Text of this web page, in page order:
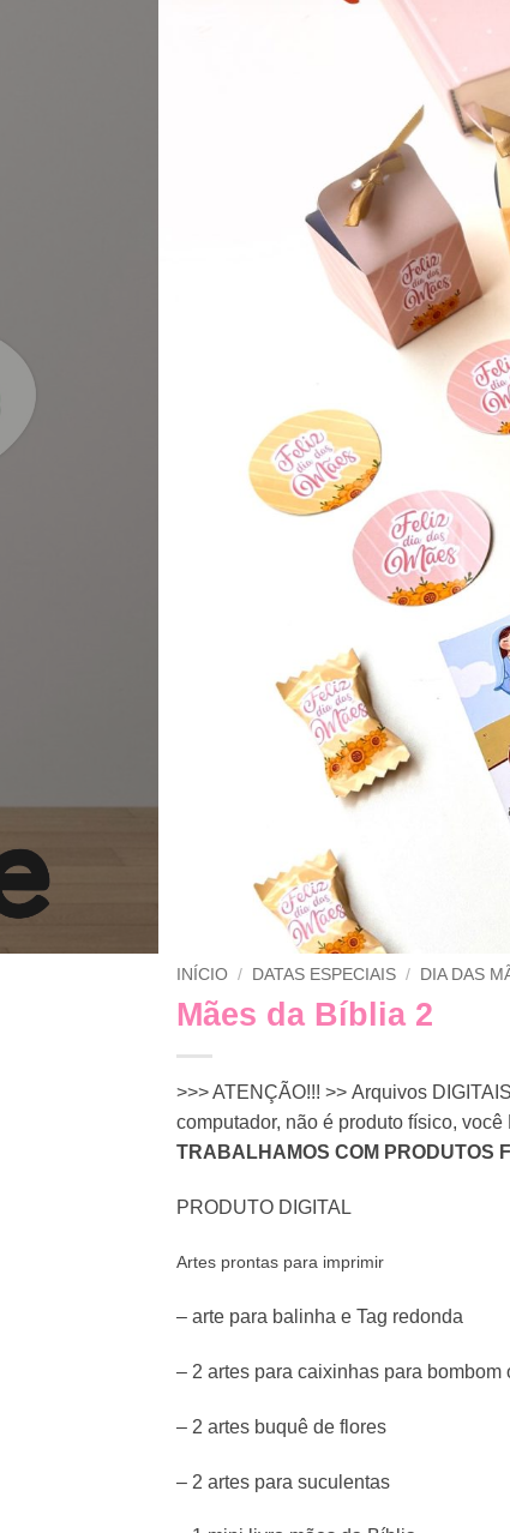
INÍCIO / DATAS ESPECIAIS / DIA DAS
Mães da Bíblia 2
>>> ATENÇÃO!!! >> Arquivos
computador, não é produto físico,
TRABALHAMOS COM PRODUTOS
PRODUTO DIGITAL
Artes prontas para imprimir
– arte para balinha e Tag redonda
– 2 artes para caixinhas para bombom
– 2 artes buquê de flores
– 2 artes para suculentas